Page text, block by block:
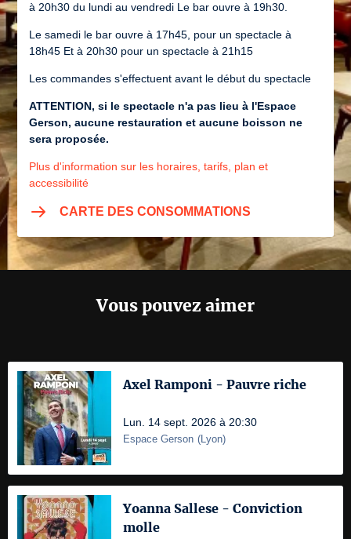
Vous pouvez aimer
Axel Ramponi - Pauvre riche
Lun. 14 sept. 2026 à 20:30
Espace Gerson (Lyon)
Yoanna Sallese - Conviction
molle
à 20h30 du lundi au vendredi Le bar ouvre à 19h30.
Le samedi le bar ouvre à 17h45, pour un spectacle à
18h45 Et à 20h30 pour un spectacle à 21h15
Les commandes s'effectuent avant le début du spectacle
ATTENTION, si le spectacle n'a pas lieu à l'Espace
Gerson, aucune restauration et aucune boisson ne
sera proposée.
Plus d'information sur les horaires, tarifs, plan et
accessibilité
CARTE DES CONSOMMATIONS